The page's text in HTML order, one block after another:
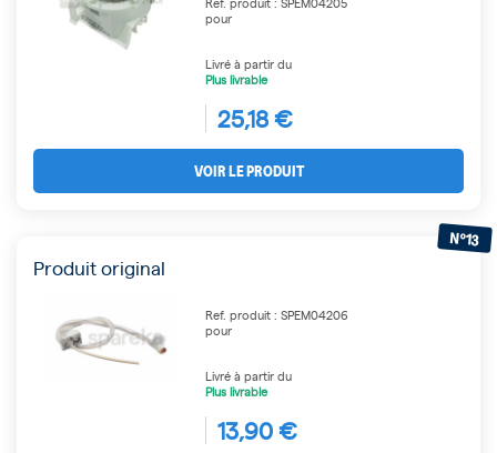
pour
Livré à partir du
Plus livrable
25,18 €
VOIR LE PRODUIT
Produit original
N°13
Ref. produit : SPEM04206
pour
Livré à partir du
Plus livrable
13,90 €